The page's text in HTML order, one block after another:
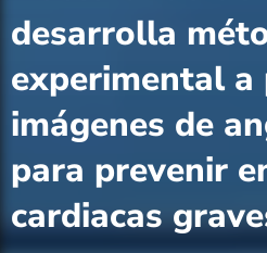
desarrolla
experimental
imágenes de
para prevenir
cardiacas